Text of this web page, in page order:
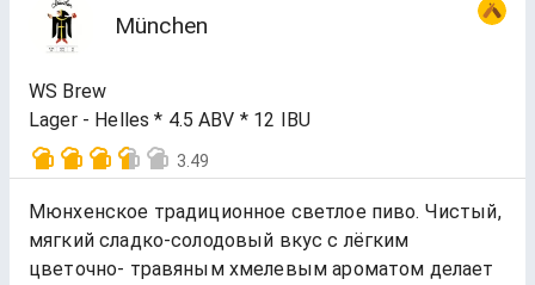
München
WS Brew
Lager - Helles * 4.5 ABV * 12 IBU
3.49
Мюнхенское традиционное светлое пиво. Чистый,
мягкий сладко-солодовый вкус с лёгким
цветочно- травяным хмелевым ароматом делает